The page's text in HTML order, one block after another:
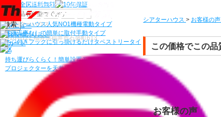
検索
シアターハウス > お客様の声
この価格でこの
お客様の声
機種から選ぶ
シアターハウス人気NO1機種電動タイプ
電源工事なしで簡単に取付手動タイプ
ネジ付きフックに引っ掛けるだけタペストリータイ
プ
持ち運びらくらく！簡単設置モバイルタイプ
プロジェクターを天井にすっきり
〒910-0122 福井県福井市石盛町613